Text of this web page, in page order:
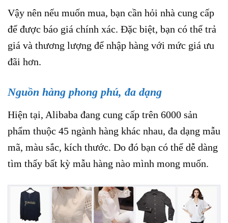
Vậy nên nếu muốn mua, bạn cần hỏi nhà cung cấp
để được báo giá chính xác. Đặc biệt, bạn có thể trả
giá và thương lượng để nhập hàng với mức giá ưu
đãi hơn.
Nguồn hàng phong phú, đa dạng
Hiện tại, Alibaba đang cung cấp trên 6000 sản
phẩm thuộc 45 ngành hàng khác nhau, đa dạng mẫu
mã, màu sắc, kích thước. Do đó bạn có thể dễ dàng
tìm thấy bất kỳ mẫu hàng nào mình mong muốn.